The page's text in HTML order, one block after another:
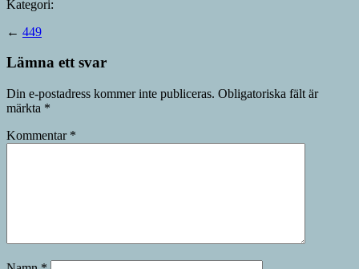
Kategori:
← 449
Lämna ett svar
Din e-postadress kommer inte publiceras. Obligatoriska fält är
märkta *
Kommentar *